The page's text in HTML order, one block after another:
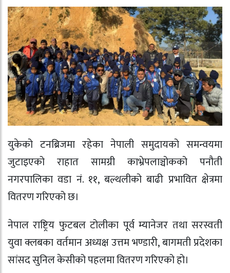
युकेको टनब्रिजमा रहेका नेपाली समुदायको समन्वयमा
जुटाइएको राहात सामग्री काभ्रेपलाञ्चोकको पनौती
नगरपालिका वडा नं. ११, बल्थलीको बाढी प्रभावित क्षेत्रमा
वितरण गरिएको छ।
नेपाल राष्ट्रिय फुटबल टोलीका पूर्व म्यानेजर तथा सरस्वती
युवा क्लबका वर्तमान अध्यक्ष उत्तम भण्डारी, बागमती प्रदेशका
सांसद सुनिल केसीको पहलमा वितरण गरिएको हो।